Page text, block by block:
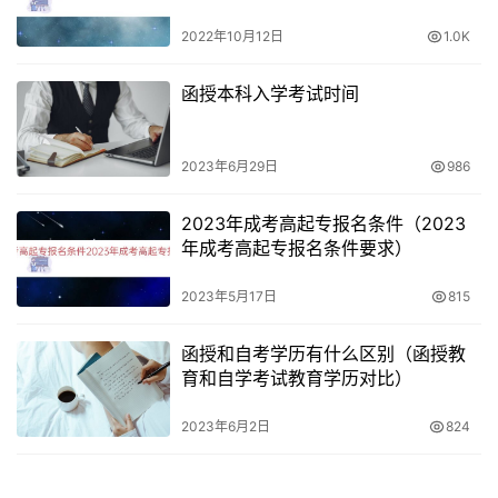
2022年10月12日 1.0K
函授本科入学考试时间
2023年6月29日 986
2023年成考高起专报名条件（2023
年成考高起专报名条件要求）
2023年5月17日 815
函授和自考学历有什么区别（函授教
育和自学考试教育学历对比）
2023年6月2日 824